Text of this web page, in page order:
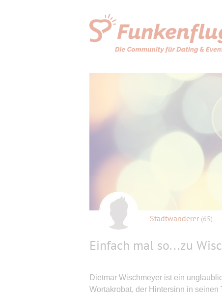
Stadtwanderer (65)
Einfach mal so...zu
Dietmar Wischmeyer ist ein
Wortakrobat, der Hintersinn in